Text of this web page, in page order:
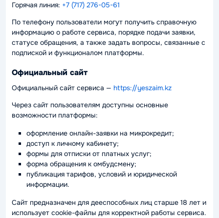
Горячая линия: +7 (717) 276-05-61
По телефону пользователи могут получить справочную
информацию о работе сервиса, порядке подачи заявки,
статусе обращения, а также задать вопросы, связанные с
подпиской и функционалом платформы.
Официальный сайт
Официальный сайт сервиса — https://yeszaim.kz
Через сайт пользователям доступны основные
возможности платформы:
оформление онлайн-заявки на микрокредит;
доступ к личному кабинету;
формы для отписки от платных услуг;
форма обращения к омбудсмену;
публикация тарифов, условий и юридической
информации.
Сайт предназначен для дееспособных лиц старше 18 лет и
использует cookie-файлы для корректной работы сервиса.